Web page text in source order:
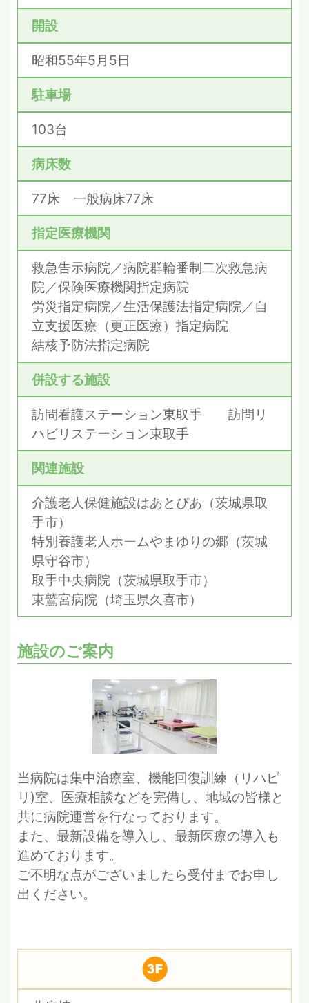
開設
昭和55年5月5日
駐車場
103台
病床数
77床 一般病床77床
指定医療機関
救急告示病院／病院群輪番制二次救急病
院／保険医療機関指定病院
労災指定病院／生活保護法指定病院／自
立支援医療（更正医療）指定病院
結核予防法指定病院
併設する施設
訪問看護ステーション東取手 訪問リ
ハビリステーション東取手
関連施設
介護老人保健施設はあとぴあ（茨城県取
手市）
特別養護老人ホームやまゆりの郷（茨城
県守谷市）
取手中央病院（茨城県取手市）
東鷲宮病院（埼玉県久喜市）
施設のご案内
当病院は集中治療室、機能回復訓練（リハビ
リ)室、医療相談などを完備し、地域の皆様と
共に病院運営を行なっております。
また、最新設備を導入し、最新医療の導入も
進めております。
ご不明な点がございましたら受付までお申し
出ください。